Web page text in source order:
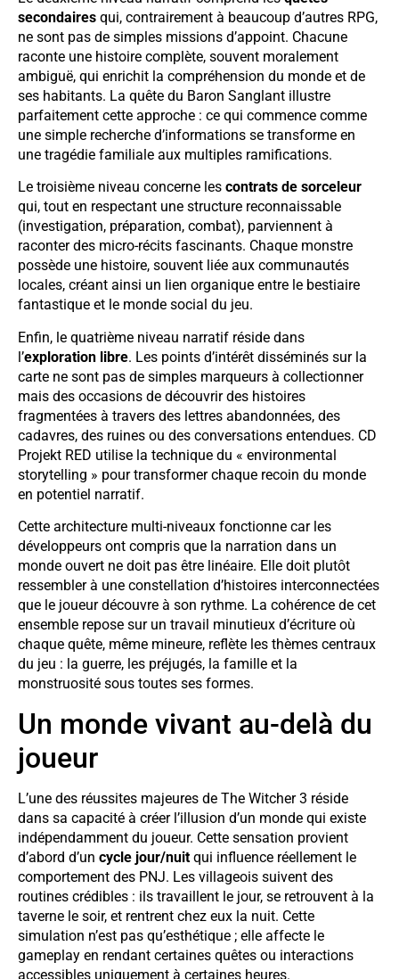
secondaires qui, contrairement à beaucoup d’autres RPG,
ne sont pas de simples missions d’appoint. Chacune
raconte une histoire complète, souvent moralement
ambiguë, qui enrichit la compréhension du monde et de
ses habitants. La quête du Baron Sanglant illustre
parfaitement cette approche : ce qui commence comme
une simple recherche d’informations se transforme en
une tragédie familiale aux multiples ramifications.
Le troisième niveau concerne les contrats de sorceleur
qui, tout en respectant une structure reconnaissable
(investigation, préparation, combat), parviennent à
raconter des micro-récits fascinants. Chaque monstre
possède une histoire, souvent liée aux communautés
locales, créant ainsi un lien organique entre le bestiaire
fantastique et le monde social du jeu.
Enfin, le quatrième niveau narratif réside dans
l’exploration libre. Les points d’intérêt disséminés sur la
carte ne sont pas de simples marqueurs à collectionner
mais des occasions de découvrir des histoires
fragmentées à travers des lettres abandonnées, des
cadavres, des ruines ou des conversations entendues. CD
Projekt RED utilise la technique du « environmental
storytelling » pour transformer chaque recoin du monde
en potentiel narratif.
Cette architecture multi-niveaux fonctionne car les
développeurs ont compris que la narration dans un
monde ouvert ne doit pas être linéaire. Elle doit plutôt
ressembler à une constellation d’histoires interconnectées
que le joueur découvre à son rythme. La cohérence de cet
ensemble repose sur un travail minutieux d’écriture où
chaque quête, même mineure, reflète les thèmes centraux
du jeu : la guerre, les préjugés, la famille et la
monstruosité sous toutes ses formes.
Un monde vivant au-delà du
joueur
L’une des réussites majeures de The Witcher 3 réside
dans sa capacité à créer l’illusion d’un monde qui existe
indépendamment du joueur. Cette sensation provient
d’abord d’un cycle jour/nuit qui influence réellement le
comportement des PNJ. Les villageois suivent des
routines crédibles : ils travaillent le jour, se retrouvent à la
taverne le soir, et rentrent chez eux la nuit. Cette
simulation n’est pas qu’esthétique ; elle affecte le
gameplay en rendant certaines quêtes ou interactions
accessibles uniquement à certaines heures.